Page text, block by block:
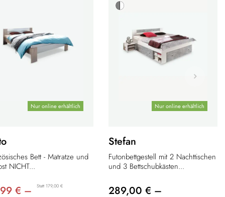
Nur online erhältlich
Bett - Matratze und
NICHT...
€ – Statt 179,00 €
Nur online erhältlich
Stefan
Futonbettgestell mit 2 Nachttischen
und 3 Bettschubkästen...
289,00 € –